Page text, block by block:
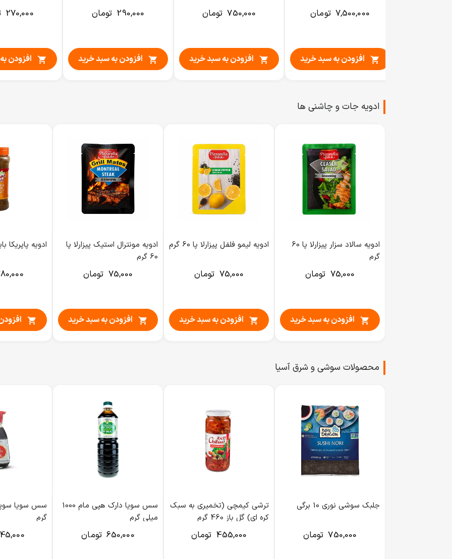
270,000
 افزودن
290,000 تومان
 افزودن به سبد خرید
750,000 تومان
 افزودن به سبد خرید
7,500,000 تومان
 افزودن به سبد خرید
ادویه جات و چاشنی ها
ادویه پاپریکا بایارا

ادویه مونترال استیک پیزارلا پا
60 گرم
75,000 تومان
 افزودن به سبد خرید
ادویه لیمو فلفل پیزارلا پا 60 گرم
75,000 تومان
 افزودن به سبد خرید
ادویه سالاد سزار پیزارلا پا 60
گرم
75,000 تومان
 افزودن به سبد خرید
محصولات سوشی و شرق آسیا
گرم
سس سویا دارک هپی مام 1000
میلی گرم
650,000 تومان
ترشی کیمچی (تخمیری به سبک
کره ای) گل باز 460 گرم
455,000 تومان
جلبک سوشی نوری 10 برگی
750,000 تومان